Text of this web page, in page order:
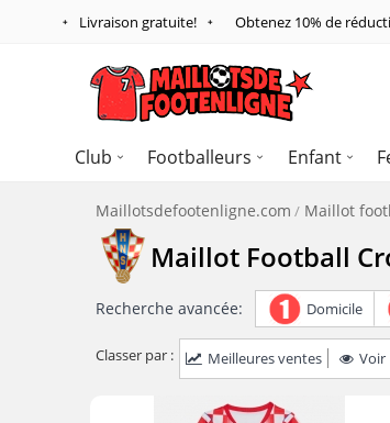
Livraison gratuite! Obtenez 10% de
Club Footballeurs Enfant
Maillotsdefootenligne.com Maillot
Maillot Football
Recherche avancée: Domicile
Classer par : Meilleures ventes Voir